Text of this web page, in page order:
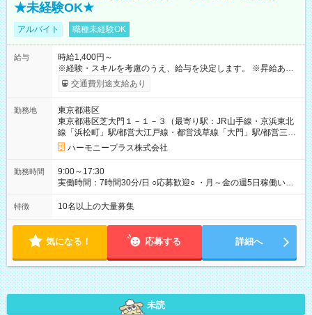
★未経験OK★
アルバイト 職種未経験OK
給与
時給1,400円～
※経験・スキルを考慮のうえ、給与を決定します。 ※昇給あり
（勤務実績・評価による） ※残業が発生した場合は、時間外手
当を全額支給します。 ※交通費支給（月額上限50,000円／当社
間中も給与・待遇に変更はありません。 【試用期間】試用期間
あり 試用期間の長さ：1ヶ月 雇用形態、給与は本採用時と同じ
です。 試用期間中は、健康保険などの福利厚生の一部が制限さ
れる可能性があります。
交通費別途支給あり
勤務地
東京都港区
東京都港区芝大門１－１－３（最寄り駅：JR山手線・京浜東北
線「浜松町」駅/都営大江戸線・都営浅草線「⼤⾨」駅/都営三田
線「御成⾨」駅）
ハーモニープラス株式会社
勤務時間
9:00～17:30
実働時間：7時間30分/日 ○応募歓迎○ ・月～金の週5日稼働いた
だける方 ・実働時間：7.5時間（休憩1時間）
特徴 10名以上の大量募集
気になる！ 応募する 詳細へ
未読